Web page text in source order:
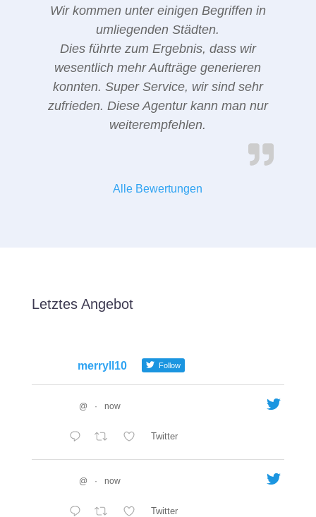
Wir kommen unter einigen Begriffen in
umliegenden Städten.
Dies führte zum Ergebnis, dass wir
wesentlich mehr Aufträge generieren
konnten. Super Service, wir sind sehr
zufrieden. Diese Agentur kann man nur
weiterempfehlen.
Alle Bewertungen
Letztes Angebot
merryll10 Follow
@ · now
Twitter
@ · now
Twitter